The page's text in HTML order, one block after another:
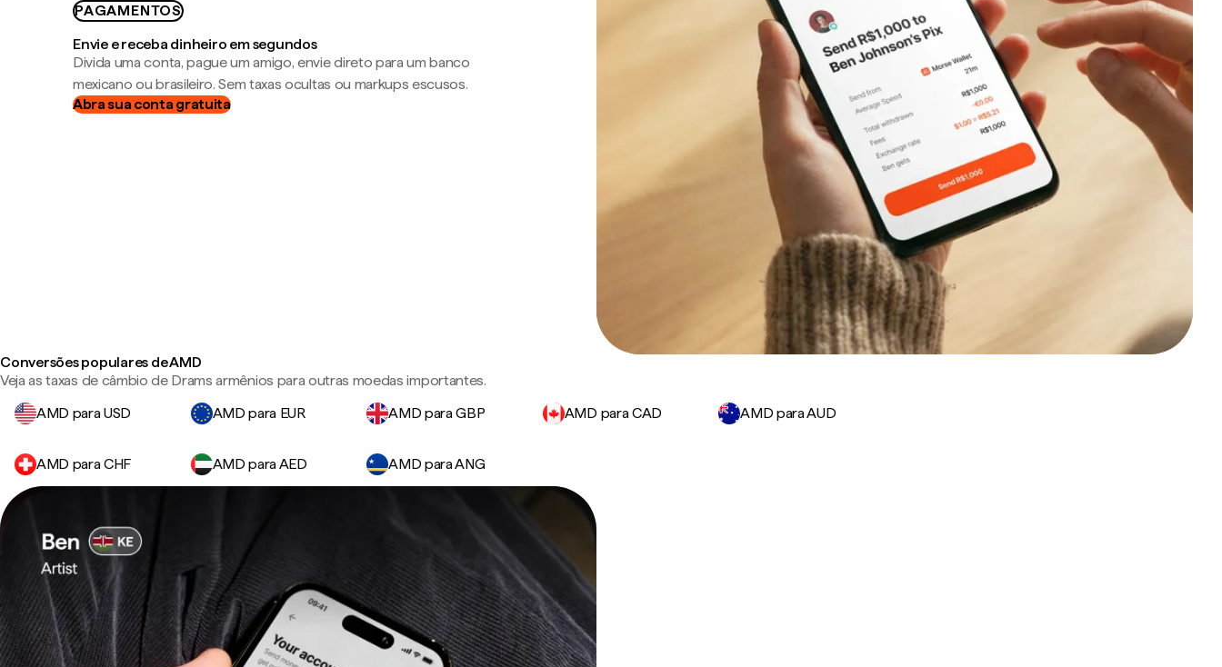
PAGAMENTOS
Envie e receba dinheiro em segundos
Divida uma conta, pague um amigo, envie direto para um banco
mexicano ou brasileiro. Sem taxas ocultas ou markups escusos.
Abra sua conta gratuita
Conversões populares de AMD
Veja as taxas de câmbio de Drams armênios para outras moedas importantes.
AMD para USD
AMD para EUR AMD para GBP AMD para CAD AMD para AUD
AMD para CHF AMD para AED AMD para ANG